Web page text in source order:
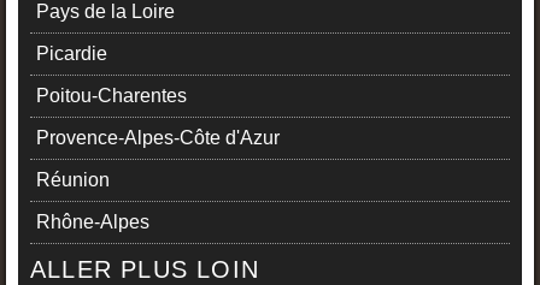
Pays de la Loire
Picardie
Poitou-Charentes
Provence-Alpes-Côte d'Azur
Réunion
Rhône-Alpes
ALLER PLUS LOIN